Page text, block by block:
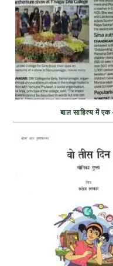
बाल साहित्य में